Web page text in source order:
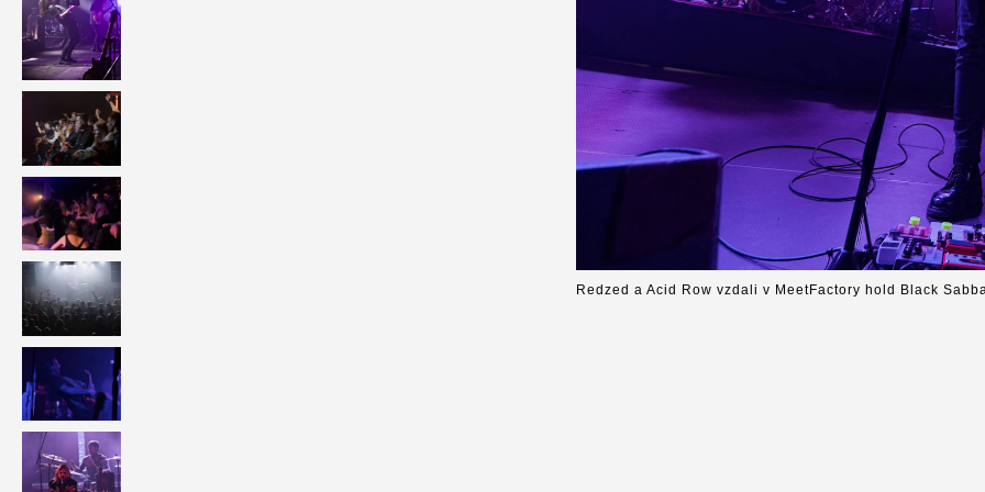
Redzed a Acid Row vzdali v MeetFactory hold Black